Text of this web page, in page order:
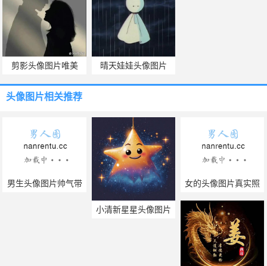
剪影头像图片唯美 晴天娃娃头像图片
头像图片相关推荐
男生头像图片帅气带
小清新星星头像图片
女的头像图片真实照
片